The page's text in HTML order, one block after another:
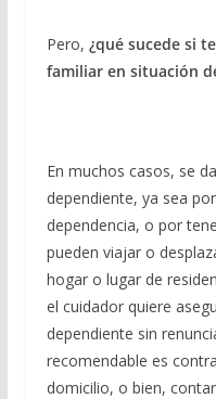
Pero, ¿qué sucede si
familiar en situación
En muchos casos, se
dependiente, ya sea
dependencia, o por
pueden viajar o
hogar o lugar de
el cuidador quiere
dependiente sin
recomendable es
domicilio, o bien,